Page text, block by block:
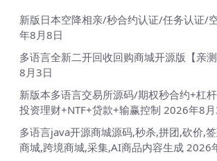
新版日本空降相亲/秒合约认证/任务认证/
年8月8日
多语言全新二开回收回购商城开源版【亲测
8月3日
新版本多语言交易所源码/期权秒合约+杠
投资理财+NTF+贷款+输赢控制 2026年8
多语言java开源商城源码,秒杀,拼团,砍价,
商城,跨境商城,采集,AI商品内容生成 2026